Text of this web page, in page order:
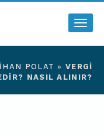
POLAT »VERGI
NASIL ALINIR?